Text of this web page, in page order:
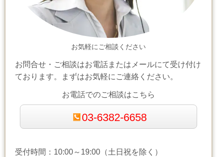
お気軽にご相談ください
お問合せ・ご相談はお電話またはメールにて受け付け
ております。まずはお気軽にご連絡ください。
お電話でのご相談はこちら
03-6382-6658
受付時間：10:00～19:00（土日祝を除く）